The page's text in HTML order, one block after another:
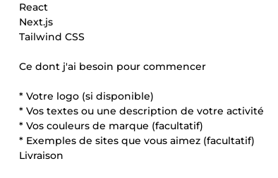
React
Next.js
Tailwind CSS
Ce dont j'ai besoin pour commencer
* Votre logo (si disponible)
* Vos textes ou une description de votre activité
* Vos couleurs de marque (facultatif)
* Exemples de sites que vous aimez (facultatif)
Livraison